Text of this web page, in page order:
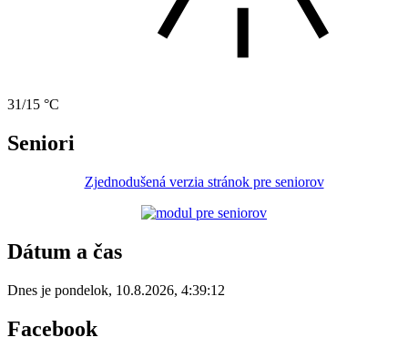
31/15 °C
Seniori
Zjednodušená verzia stránok pre seniorov
Dátum a čas
Dnes je pondelok, 10.8.2026, 4:39:12
Facebook